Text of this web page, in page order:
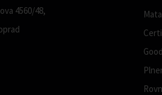
4560/48,